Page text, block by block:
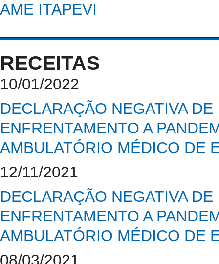
AME ITAPEVI
RECEITAS
10/01/2022
DECLARAÇÃO NEGATIVA
ENFRENTAMENTO A
AMBULATÓRIO MÉDICO DE
12/11/2021
DECLARAÇÃO NEGATIVA
ENFRENTAMENTO A
AMBULATÓRIO MÉDICO DE
08/03/2021